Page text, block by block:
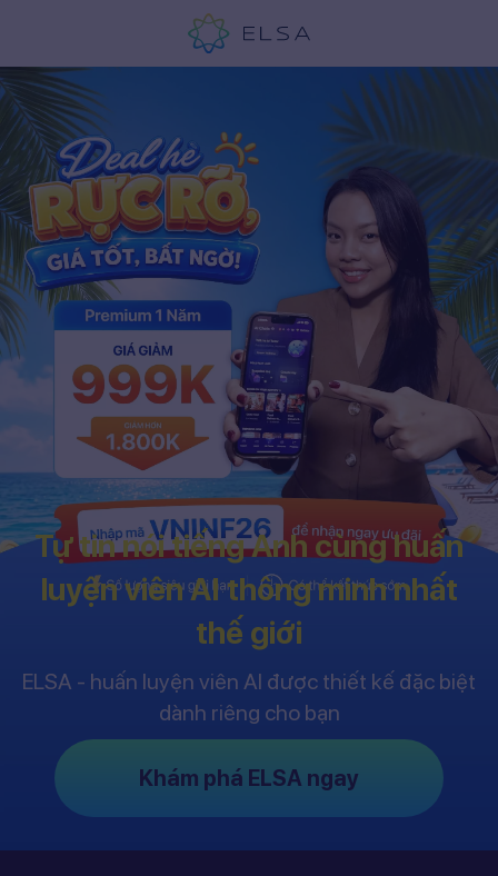
Tự tin nói tiếng Anh cùng huấn
luyện viên AI thông minh nhất
thế giới
ELSA - huấn luyện viên AI được thiết kế đặc biệt
dành riêng cho bạn
Khám phá ELSA ngay